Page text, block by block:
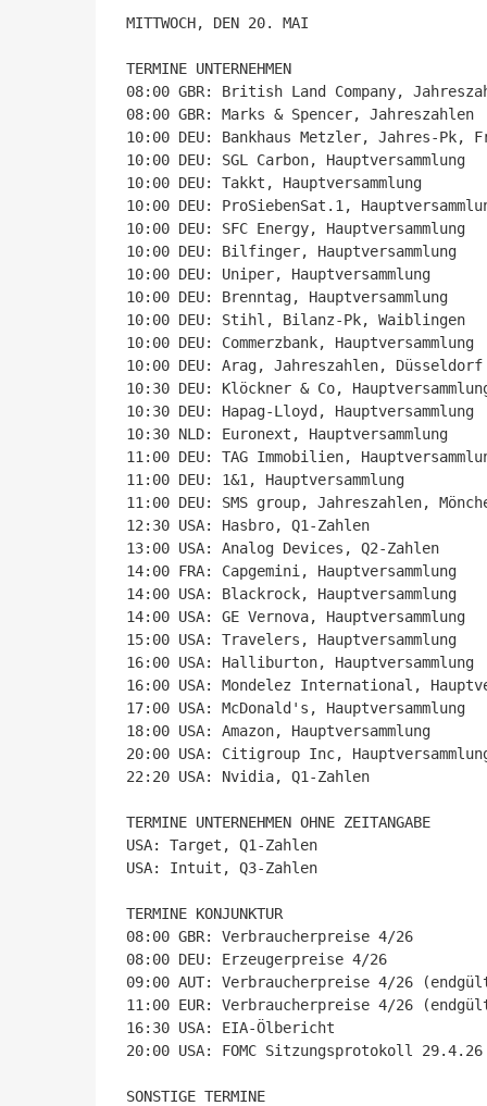
MITTWOCH, DEN 20. MAI
TERMINE UNTERNEHMEN
08:00 GBR: British Land Company,
08:00 GBR: Marks & Spencer, Jahreszahlen
10:00 DEU: Bankhaus Metzler, Jahres-Pk,
10:00 DEU: SGL Carbon, Hauptversammlung
10:00 DEU: Takkt, Hauptversammlung
10:00 DEU: ProSiebenSat.1,
10:00 DEU: SFC Energy, Hauptversammlung
10:00 DEU: Bilfinger, Hauptversammlung
10:00 DEU: Uniper, Hauptversammlung
10:00 DEU: Brenntag, Hauptversammlung
10:00 DEU: Stihl, Bilanz-Pk, Waiblingen
10:00 DEU: Commerzbank, Hauptversammlung
10:00 DEU: Arag, Jahreszahlen, Düsseldorf
10:30 DEU: Klöckner & Co,
10:30 DEU: Hapag-Lloyd, Hauptversammlung
10:30 NLD: Euronext, Hauptversammlung
11:00 DEU: TAG Immobilien,
11:00 DEU: 1&1, Hauptversammlung
11:00 DEU: SMS group, Jahreszahlen,
12:30 USA: Hasbro, Q1-Zahlen
13:00 USA: Analog Devices, Q2-Zahlen
14:00 FRA: Capgemini, Hauptversammlung
14:00 USA: Blackrock, Hauptversammlung
14:00 USA: GE Vernova, Hauptversammlung
15:00 USA: Travelers, Hauptversammlung
16:00 USA: Halliburton, Hauptversammlung
16:00 USA: Mondelez International,
17:00 USA: McDonald's, Hauptversammlung
18:00 USA: Amazon, Hauptversammlung
20:00 USA: Citigroup Inc,
22:20 USA: Nvidia, Q1-Zahlen
TERMINE UNTERNEHMEN OHNE ZEITANGABE
USA: Target, Q1-Zahlen
USA: Intuit, Q3-Zahlen
TERMINE KONJUNKTUR
08:00 GBR: Verbraucherpreise 4/26
08:00 DEU: Erzeugerpreise 4/26
09:00 AUT: Verbraucherpreise 4/26
11:00 EUR: Verbraucherpreise 4/26
16:30 USA: EIA-Ölbericht
20:00 USA: FOMC Sitzungsprotokoll 29.4.26
SONSTIGE TERMINE